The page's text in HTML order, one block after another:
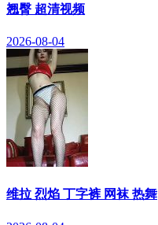
翘臀 超清视频
2026-08-04
维拉 烈焰 丁字裤 网袜 热舞